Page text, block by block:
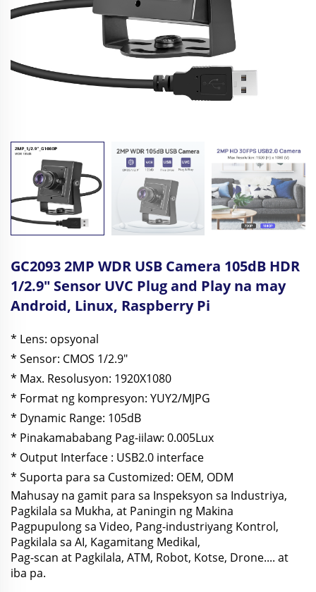
GC2093 2MP WDR USB Camera 105dB HDR
1/2.9" Sensor UVC Plug and Play na may
Android, Linux, Raspberry Pi
* Lens: opsyonal
* Sensor: CMOS 1/2.9"
* Max. Resolusyon: 1920X1080
* Format ng kompresyon: YUY2/MJPG
* Dynamic Range: 105dB
* Pinakamababang Pag-iilaw: 0.005Lux
* Output Interface : USB2.0 interface
* Suporta para sa Customized: OEM, ODM
Mahusay na gamit para sa Inspeksyon sa Industriya,
Pagkilala sa Mukha, at Paningin ng Makina
Pagpupulong sa Video, Pang-industriyang Kontrol,
Pagkilala sa AI, Kagamitang Medikal,
Pag-scan at Pagkilala, ATM, Robot, Kotse, Drone.... at
iba pa.